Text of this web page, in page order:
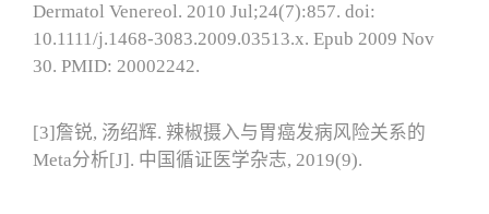
Dermatol Venereol. 2010 Jul;24(7):857. doi:
10.1111/j.1468-3083.2009.03513.x. Epub 2009 Nov
30. PMID: 20002242.
[3]詹锐, 汤绍辉. 辣椒摄入与胃癌发病风险关系的
Meta分析[J]. 中国循证医学杂志, 2019(9).